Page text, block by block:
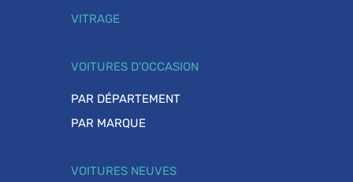
VITRAGE
VOITURES D'OCCASION
PAR DÉPARTEMENT
PAR MARQUE
VOITURES NEUVES